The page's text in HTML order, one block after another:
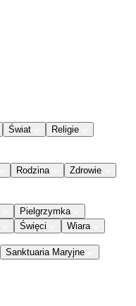
Świat
Religie
Rodzina
Zdrowie
Pielgrzymka
Święci Wiara
Sanktuaria Maryjne